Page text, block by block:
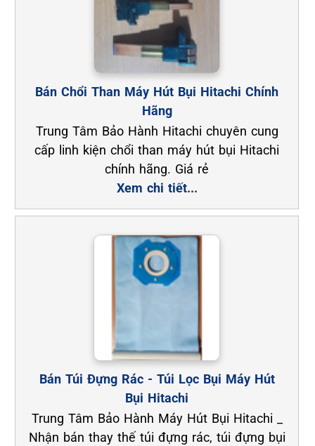
Bán Chổi Than Máy Hút Bụi Hitachi Chính
Hãng
Trung Tâm Bảo Hành Hitachi chuyên cung
cấp linh kiện chổi than máy hút bụi Hitachi
chính hãng. Giá rẻ
Xem chi tiết...
Bán Túi Đựng Rác - Túi Lọc Bụi Máy Hút
Bụi Hitachi
Trung Tâm Bảo Hành Máy Hút Bụi Hitachi _
Nhận bán thay thế túi đựng rác, túi đựng bụi